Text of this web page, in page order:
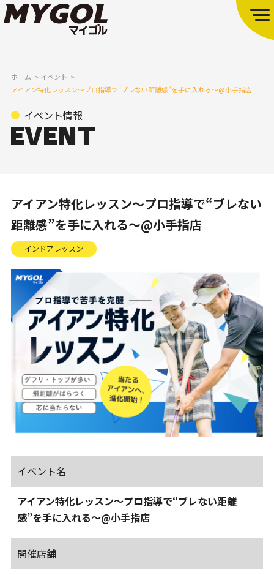
ホーム
イベント
アイアン特化レッスン～プロ指導で“ブレない距離感”を手に入れる～@小手指店
イベント情報
アイアン特化レッスン～プロ指導で“ブレない
距離感”を手に入れる～@小手指店
インドアレッスン
イベント名
アイアン特化レッスン～プロ指導で“ブレない距離
感”を手に入れる～@小手指店
開催店舗